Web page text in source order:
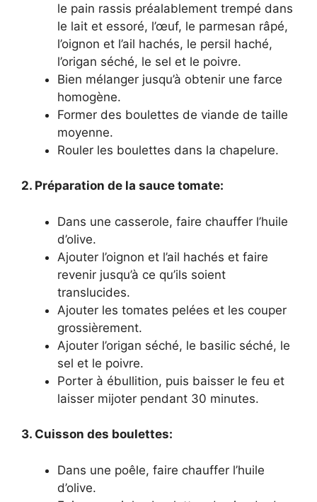
le pain rassis préalablement trempé dans
le lait et essoré, l’œuf, le parmesan râpé,
l’oignon et l’ail hachés, le persil haché,
l’origan séché, le sel et le poivre.
Bien mélanger jusqu’à obtenir une farce
homogène.
Former des boulettes de viande de taille
moyenne.
Rouler les boulettes dans la chapelure.
2. Préparation de la sauce tomate:
Dans une casserole, faire chauffer l’huile
d’olive.
Ajouter l’oignon et l’ail hachés et faire
revenir jusqu’à ce qu’ils soient
translucides.
Ajouter les tomates pelées et les couper
grossièrement.
Ajouter l’origan séché, le basilic séché, le
sel et le poivre.
Porter à ébullition, puis baisser le feu et
laisser mijoter pendant 30 minutes.
3. Cuisson des boulettes:
Dans une poêle, faire chauffer l’huile
d’olive.